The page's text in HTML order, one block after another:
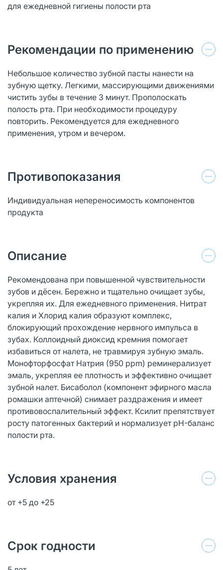
для ежедневной гигиены полости рта
Рекомендации по применению
Небольшое количество зубной пасты нанести на
зубную щетку. Легкими, массирующими движениями
чистить зубы в течение 3 минут. Прополоскать
полость рта. При необходимости процедуру
повторить. Рекомендуется для ежедневного
применения, утром и вечером.
Противопоказания
Индивидуальная непереносимость компонентов
продукта
Описание
Рекомендована при повышенной чувствительности
зубов и дёсен. Бережно и тщательно очищает зубы,
укрепляя их. Для ежедневного применения. Нитрат
калия и Хлорид калия образуют комплекс,
блокирующий прохождение нервного импульса в
зубах. Коллоидный диоксид кремния помогает
избавиться от налета, не травмируя зубную эмаль.
Монофторфосфат Натрия (950 ppm) реминерализует
эмаль, укрепляя ее плотность и эффективно очищает
зубной налет. Бисаболол (компонент эфирного масла
ромашки аптечной) снимает раздражения и имеет
противовоспалительный эффект. Ксилит препятствует
росту патогенных бактерий и нормализует pH-баланс
полости рта.
Условия хранения
от +5 до +25
Срок годности